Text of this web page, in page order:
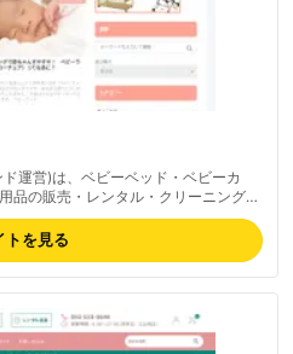
運営)は、ベビーベッド・ベビーカ
品の販売・レンタル・クリーニング専
迅速対応・差額返金などの良心的サー
て育児ノウハウの発信も行う。2023
と対応の遅さが指摘された経緯あ
最新の対応状況を確認の上利用推奨。
ださい。
トを見る